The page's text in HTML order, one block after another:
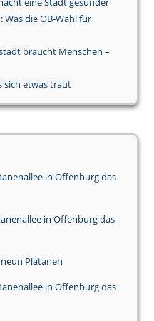
die OB-Wahl für
braucht Menschen –
sich etwas traut
in Offenburg das
in Offenburg das
Platanen
in Offenburg das